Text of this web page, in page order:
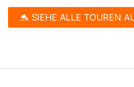
🐬 SIEHE ALLE TOUREN